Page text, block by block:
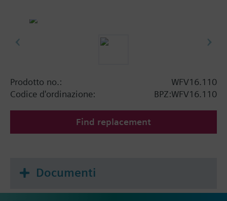
Prodotto no.:
WFV16.110
Codice d'ordinazione:
BPZ:WFV16.110
Find replacement
Documenti